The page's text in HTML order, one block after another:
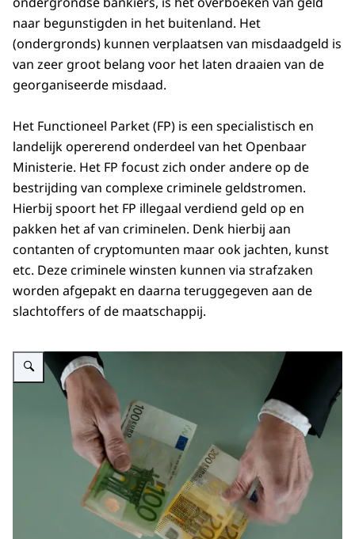
naar begunstigden in het buitenland. Het
(ondergronds) kunnen verplaatsen van misdaadgeld is
van zeer groot belang voor het laten draaien van de
georganiseerde misdaad.
Het Functioneel Parket (FP) is een specialistisch en
landelijk opererend onderdeel van het Openbaar
Ministerie. Het FP focust zich onder andere op de
bestrijding van complexe criminele geldstromen.
Hierbij spoort het FP illegaal verdiend geld op en
pakken het af van criminelen. Denk hierbij aan
contanten of cryptomunten maar ook jachten, kunst
etc. Deze criminele winsten kunnen via strafzaken
worden afgepakt en daarna teruggegeven aan de
slachtoffers of de maatschappij.
Vergroot afbeelding geld in handen